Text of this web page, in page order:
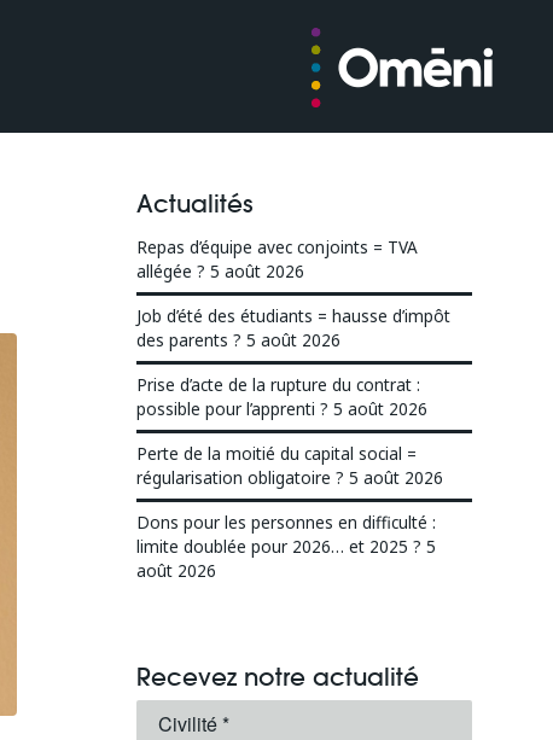
Actualités
Repas d’équipe avec conjoints = TVA
allégée ? 5 août 2026
Job d’été des étudiants = hausse d’impôt
des parents ? 5 août 2026
Prise d’acte de la rupture du contrat :
possible pour l’apprenti ? 5 août 2026
Perte de la moitié du capital social =
régularisation obligatoire ? 5 août 2026
Dons pour les personnes en difficulté :
limite doublée pour 2026… et 2025 ? 5
août 2026
Recevez notre actualité